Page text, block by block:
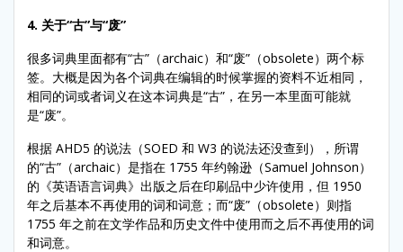
4. 关于“古”与“废”
很多词典里面都有“古”（archaic）和“废”（obsolete）两个标
签。大概是因为各个词典在编辑的时候掌握的资料不近相同，
相同的词或者词义在这本词典是“古”，在另一本里面可能就
是“废”。
根据 AHD5 的说法（SOED 和 W3 的说法还没查到），所谓
的“古”（archaic）是指在 1755 年约翰逊（Samuel Johnson）
的《英语语言词典》出版之后在印刷品中少许使用，但 1950
年之后基本不再使用的词和词意；而“废”（obsolete）则指
1755 年之前在文学作品和历史文件中使用而之后不再使用的词
和词意。